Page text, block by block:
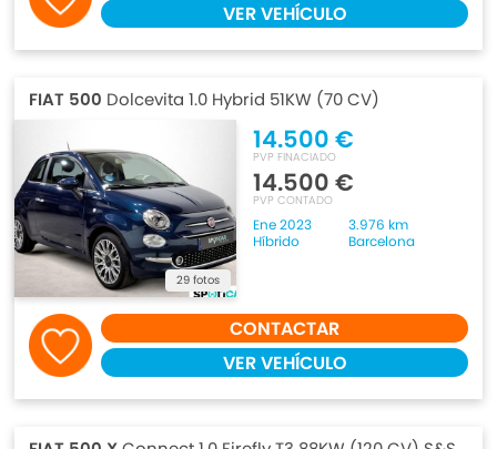
VER VEHÍCULO
FIAT 500 Dolcevita 1.0 Hybrid 51KW (70 CV)
29 fotos
14.500 €
PVP FINACIADO
14.500 €
PVP CONTADO
Ene 2023
3.976 km
Híbrido
Barcelona
CONTACTAR
VER VEHÍCULO